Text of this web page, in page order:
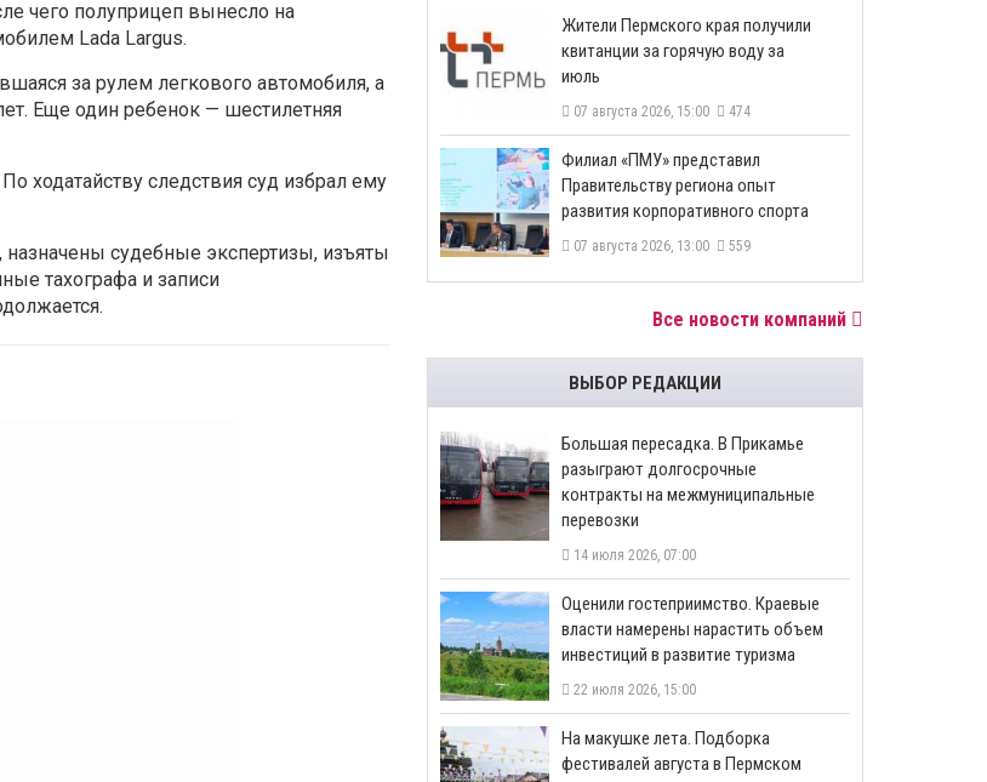
чего полуприцеп вынесло на
Lada Largus.
за рулем легкового автомобиля, а
Еще один ребенок — шестилетняя
ходатайству следствия суд избрал ему
судебные экспертизы, изъяты
тахографа и записи
​Жители Пермского края получили
квитанции за горячую воду за
июль
07 августа 2026, 15:00 474
​Филиал «ПМУ» представил
Правительству региона опыт
развития корпоративного спорта
07 августа 2026, 13:00 559
Все новости компаний
ВЫБОР РЕДАКЦИИ
Большая пересадка. В Прикамье
разыграют долгосрочные
контракты на межмуниципальные
перевозки
14 июля 2026, 07:00
Оценили гостеприимство. Краевые
власти намерены нарастить объем
инвестиций в развитие туризма
22 июля 2026, 15:00
На макушке лета. Подборка
фестивалей августа в Пермском